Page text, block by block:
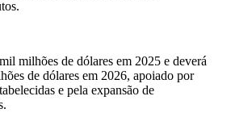
milhões de dólares em 2025 e deverá
de dólares em 2026, apoiado por
e pela expansão de